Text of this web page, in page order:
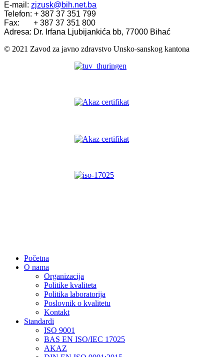
E-mail: zjzusk@bih.net.ba
Telefon: + 387 37 351 799
Fax: + 387 37 351 800
Adresa: Dr. Irfana Ljubijankića bb, 77000 Bihać
© 2021 Zavod za javno zdravstvo Unsko-sanskog kantona
Početna
O nama
Organizacija
Politike kvaliteta
Politika laboratorija
Poslovnik o kvalitetu
Kontakt
Standardi
ISO 9001
BAS EN ISO/IEC 17025
AKAZ